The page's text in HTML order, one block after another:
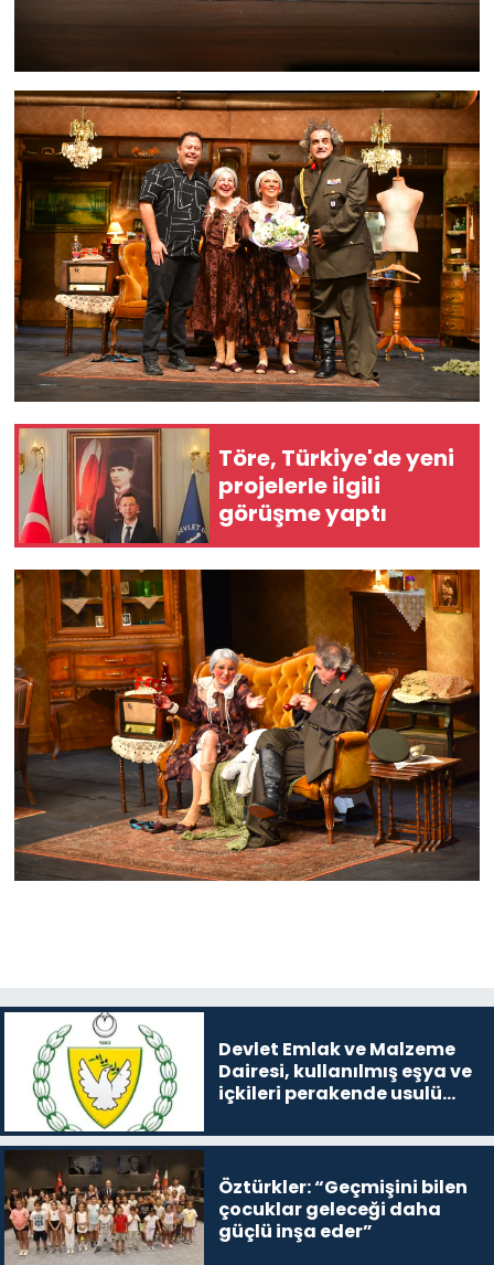
Töre, Türkiye'de yeni
projelerle ilgili
görüşme yaptı
Devlet Emlak ve Malzeme
Dairesi, kullanılmış eşya ve
içkileri perakende usulü
Öztürkler: “Geçmişini bilen
çocuklar geleceği daha
güçlü inşa eder”